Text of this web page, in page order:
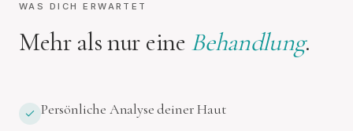
WAS DICH ERWARTET
Mehr als nur eine Behandlung.
Persönliche Analyse deiner Haut